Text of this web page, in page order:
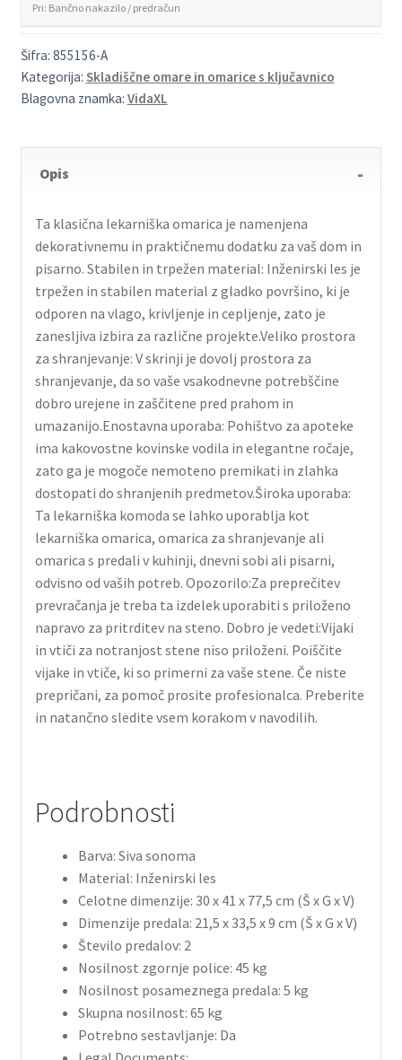
Pri: Bančno nakazilo / predračun
Šifra: 855156-A
Kategorija: Skladiščne omare in omarice s ključavnico
Blagovna znamka: VidaXL
Opis
Ta klasična lekarniška omarica je namenjena
dekorativnemu in praktičnemu dodatku za vaš dom in
pisarno. Stabilen in trpežen material: Inženirski les je
trpežen in stabilen material z gladko površino, ki je
odporen na vlago, krivljenje in cepljenje, zato je
zanesljiva izbira za različne projekte.Veliko prostora
za shranjevanje: V skrinji je dovolj prostora za
shranjevanje, da so vaše vsakodnevne potrebščine
dobro urejene in zaščitene pred prahom in
umazanijo.Enostavna uporaba: Pohištvo za apoteke
ima kakovostne kovinske vodila in elegantne ročaje,
zato ga je mogoče nemoteno premikati in zlahka
dostopati do shranjenih predmetov.Široka uporaba:
Ta lekarniška komoda se lahko uporablja kot
lekarniška omarica, omarica za shranjevanje ali
omarica s predali v kuhinji, dnevni sobi ali pisarni,
odvisno od vaših potreb. Opozorilo:Za preprečitev
prevračanja je treba ta izdelek uporabiti s priloženo
napravo za pritrditev na steno. Dobro je vedeti:Vijaki
in vtiči za notranjost stene niso priloženi. Poiščite
vijake in vtiče, ki so primerni za vaše stene. Če niste
prepričani, za pomoč prosite profesionalca. Preberite
in natančno sledite vsem korakom v navodilih.
Podrobnosti
Barva: Siva sonoma
Material: Inženirski les
Celotne dimenzije: 30 x 41 x 77,5 cm (Š x G x V)
Dimenzije predala: 21,5 x 33,5 x 9 cm (Š x G x V)
Število predalov: 2
Nosilnost zgornje police: 45 kg
Nosilnost posameznega predala: 5 kg
Skupna nosilnost: 65 kg
Potrebno sestavljanje: Da